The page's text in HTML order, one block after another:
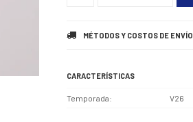
MÉTODOS Y COSTOS DE ENVÍO
CARACTERÍSTICAS
Temporada V26